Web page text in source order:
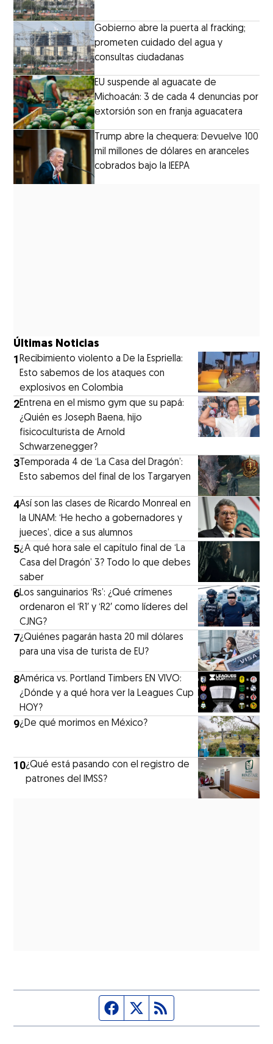
Gobierno abre la puerta al fracking;
prometen cuidado del agua y
consultas ciudadanas
EU suspende al aguacate de
Michoacán: 3 de cada 4 denuncias por
extorsión son en franja aguacatera
Trump abre la chequera: Devuelve 100
mil millones de dólares en aranceles
cobrados bajo la IEEPA
Últimas Noticias
1Recibimiento violento a De la Espriella:
Esto sabemos de los ataques con
explosivos en Colombia
2Entrena en el mismo gym que su papá:
¿Quién es Joseph Baena, hijo
fisicoculturista de Arnold
Schwarzenegger?
3 Temporada 4 de ‘La Casa del Dragón’:
Esto sabemos del final de los Targaryen
4Así son las clases de Ricardo Monreal en
la UNAM: ‘He hecho a gobernadores y
jueces’, dice a sus alumnos
5¿A qué hora sale el capítulo final de ‘La
Casa del Dragón’ 3? Todo lo que debes
saber
6Los sanguinarios ‘Rs’: ¿Qué crímenes
ordenaron el ‘R1′ y ‘R2′ como líderes del
CJNG?
7¿Quiénes pagarán hasta 20 mil dólares
para una visa de turista de EU?
8América vs. Portland Timbers EN VIVO:
¿Dónde y a qué hora ver la Leagues Cup
HOY?
9¿De qué morimos en México?
10¿Qué está pasando con el registro de
patrones del IMSS?
Página de Facebook
Fuente Twitter